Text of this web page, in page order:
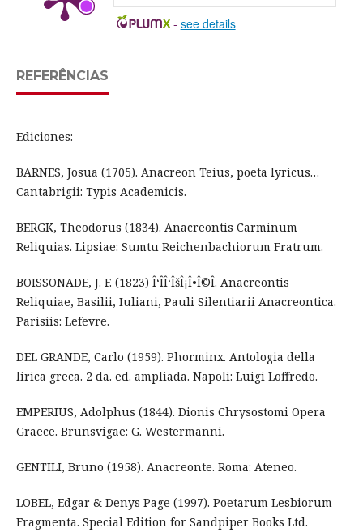
- see details
REFERÊNCIAS
Ediciones:
BARNES, Josua (1705). Anacreon Teius, poeta lyricus…
Cantabrigii: Typis Academicis.
BERGK, Theodorus (1834). Anacreontis Carminum
Reliquias. Lipsiae: Sumtu Reichenbachiorum Fratrum.
BOISSONADE, J. F. (1823) Î‘ÎÎ‘ÎšÎ¡Î•Î©Î. Anacreontis
Reliquiae, Basilii, Iuliani, Pauli Silentiarii Anacreontica.
Parisiis: Lefevre.
DEL GRANDE, Carlo (1959). Phorminx. Antologia della
lirica greca. 2 da. ed. ampliada. Napoli: Luigi Loffredo.
EMPERIUS, Adolphus (1844). Dionis Chrysostomi Opera
Graece. Brunsvigae: G. Westermanni.
GENTILI, Bruno (1958). Anacreonte. Roma: Ateneo.
LOBEL, Edgar & Denys Page (1997). Poetarum Lesbiorum
Fragmenta. Special Edition for Sandpiper Books Ltd.